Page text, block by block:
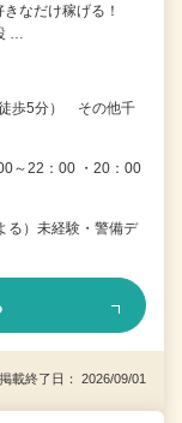
なだけ稼げる！
…
歩5分） その他千
～22：00 ・20：00
る）未経験・警備デ
終了日： 2026/09/01